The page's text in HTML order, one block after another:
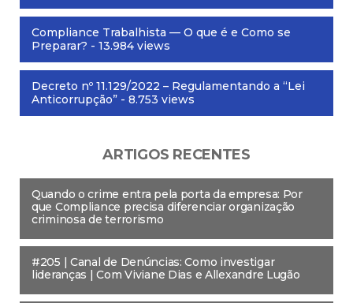
Compliance Trabalhista — O que é e Como se
Preparar? - 13.984 views
Decreto nº 11.129/2022 – Regulamentando a “Lei
Anticorrupção” - 8.753 views
ARTIGOS RECENTES
Quando o crime entra pela porta da empresa: Por
que Compliance precisa diferenciar organização
criminosa de terrorismo
#205 | Canal de Denúncias: Como investigar
lideranças | Com Viviane Dias e Allexandre Lugão